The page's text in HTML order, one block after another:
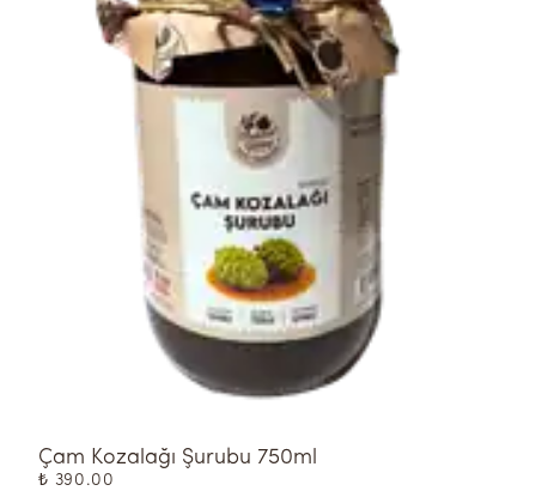
Çam Kozalağı Şurubu 750ml
₺ 390.00